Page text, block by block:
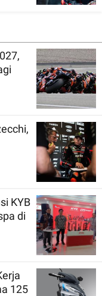
KYB
di
125